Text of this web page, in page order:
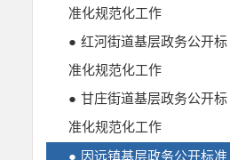
准化规范化工作
● 红河街道基层政务公开标
准化规范化工作
● 甘庄街道基层政务公开标
准化规范化工作
● 因远镇基层政务公开标准